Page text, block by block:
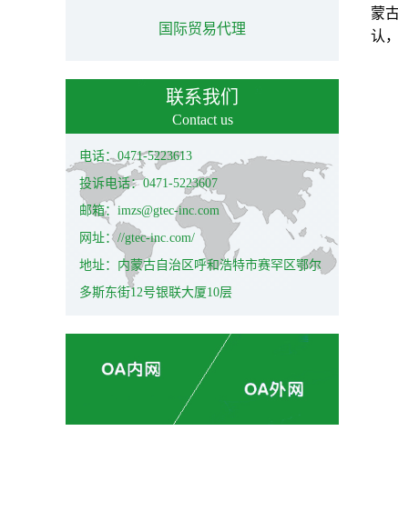
国际贸易代理
联系我们
Contact us
电话：0471-5223613
投诉电话：0471-5223607
邮箱：imzs@gtec-inc.com
网址：//gtec-inc.com/
地址：内蒙古自治区呼和浩特市赛罕区鄂尔
多斯东街12号银联大厦10层
蒙
认